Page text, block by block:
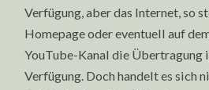
Verfügung, aber das Internet, so
Homepage oder eventuell auf
YouTube-Kanal die Übertragung
Verfügung. Doch handelt es sich